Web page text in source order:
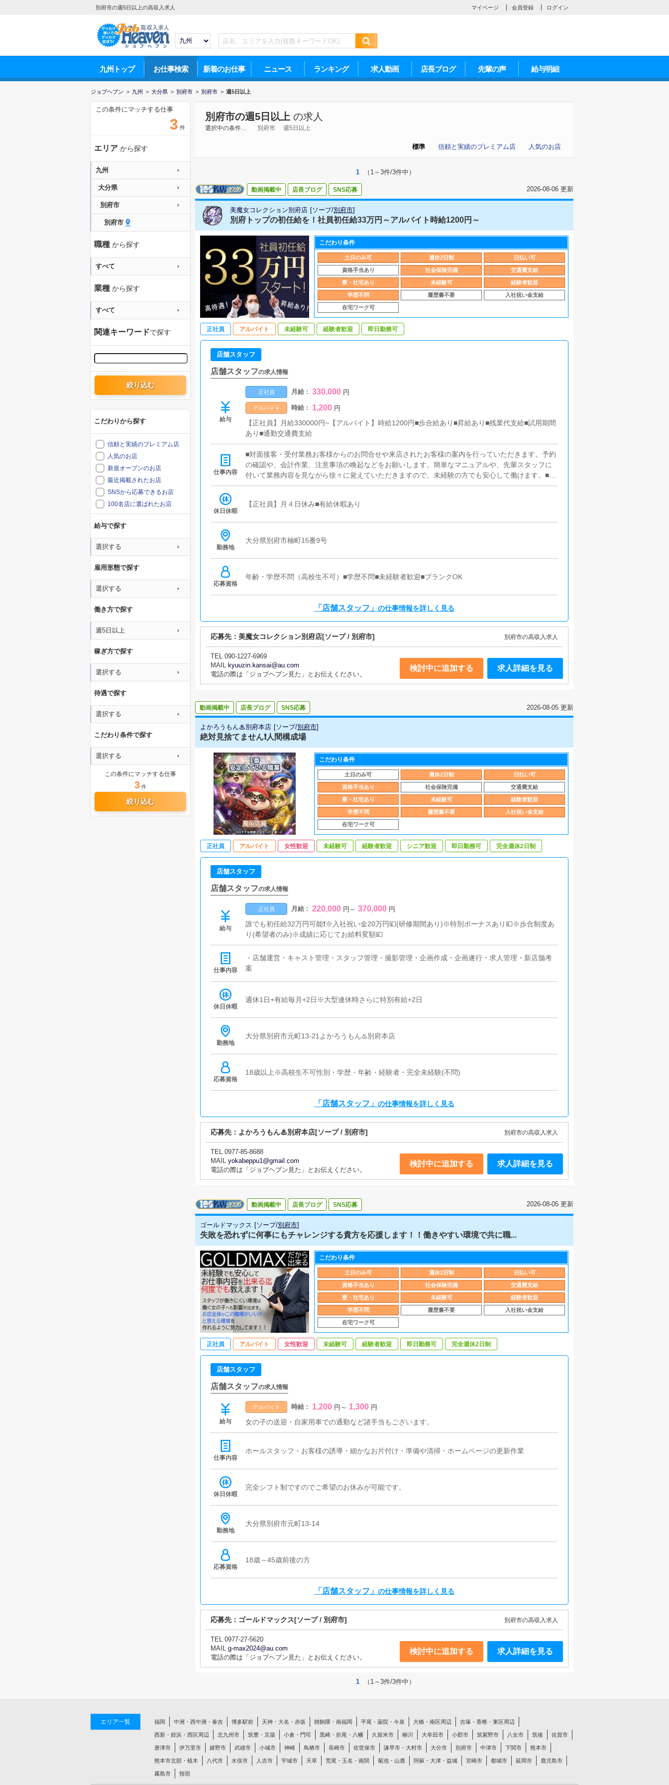
別府市の週5日以上の高収入求人 マイページ 会員登録 ログイン
九州トップ お仕事検索 新着のお仕事 ニュース ランキング 求人動画 店長ブログ 先輩の声 給与明細
ジョブヘブン > 九州 > 大分県 > 別府市 > 別府市 > 週5日以上
別府市の週5日以上 の求人
選択中の条件… 別府市 週5日以上
人気のお店
信頼と実績のプレミアム店
標準
1 （1～3件/3件中）
動画掲載中 店長ブログ SNS応募 2026-08-06 更新
美魔女コレクション別府店 [ソープ/別府市]
別府トップの初任給を！社員初任給33万円～アルバイト時給1200円～
こだわり条件
土日のみ可 週休2日制 日払い可
資格手当あり 社会保険完備 交通費支給
寮・社宅あり 未経験可 経験者歓迎
学歴不問 履歴書不要 入社祝い金支給
在宅ワーク可
正社員 アルバイト 未経験可 経験者歓迎 即日勤務可
店舗スタッフ
店舗スタッフの求人情報
給与
正社員 月給 : 330,000 円
アルバイト 時給 : 1,200 円
【正社員】月給330000円~【アルバイト】時給1200円■歩合給あり■昇給あり■残業代支給■試用期間
あり■通勤交通費支給
仕事内容
■対面接客・受付業務お客様からのお問合せや来店されたお客様の案内を行っていただきます。予約
の確認や、会計作業、注意事項の喚起などをお願いします。簡単なマニュアルや、先輩スタッフに
付いて業務内容を見ながら徐々に覚えていただきますので、未経験の方でも安心して働けます。■P
C更新業務ヘブンネットなど、ポータルサイト等の店舗情報更新作業を行っていただきます。キャス
の更新時に簡単に文字が入力出来れば問題ありません。PCが苦手な人でも簡単にできます。■清
応、備品管理など店舗を運営していく中で総合的なお仕事になります。
休日休暇
【正社員】月４日休み■有給休暇あり
勤務地
大分県別府市楠町15番9号
応募資格
年齢・学歴不問（高校生不可）■学歴不問■未経験者歓迎■ブランクOK
「店舗スタッフ」 の仕事情報を詳しく見る
応募先： 美魔女コレクション別府店[ソープ / 別府市] 別府市の高収入求人
TEL 090-1227-6969
MAIL kyuuzin.kansai@au.com
電話の際は「ジョブヘブン見た」とお伝えください。
検討中に追加する 求人詳細を見る
動画掲載中 店長ブログ SNS応募 2026-08-05 更新
よかろうもん♨別府本店 [ソープ/別府市]
絶対見捨てません❗️人間構成場
こだわり条件
土日のみ可 週休2日制 日払い可
資格手当あり 社会保険完備 交通費支給
寮・社宅あり 未経験可 経験者歓迎
学歴不問 履歴書不要 入社祝い金支給
在宅ワーク可
正社員 アルバイト 女性歓迎 未経験可 経験者歓迎 シニア歓迎 即日勤務可 完全週休2日制
店舗スタッフ
店舗スタッフの求人情報
給与
正社員 月給 : 220,000 円 ～ 370,000 円
誰でも初任給32万円可能❗️※入社祝い金20万円💴(研修期間あり)※特別ボーナスあり💴※歩合制度あ
り(希望者のみ)※成績に応じてお給料変額💴
仕事内容
・店舗運営・キャスト管理・スタッフ管理・撮影管理・企画作成・企画遂行・求人管理・新店舗考
案
休日休暇
週休1日+有給毎月+2日※大型連休時さらに特別有給+2日
勤務地
大分県別府市元町13-21よかろうもん♨️別府本店
応募資格
18歳以上※高校生不可性別・学歴・年齢・経験者・完全未経験(不問)
「店舗スタッフ」 の仕事情報を詳しく見る
応募先： よかろうもん♨別府本店[ソープ / 別府市] 別府市の高収入求人
TEL 0977-85-8688
MAIL yokabeppu1@gmail.com
電話の際は「ジョブヘブン見た」とお伝えください。
検討中に追加する 求人詳細を見る
動画掲載中 店長ブログ SNS応募 2026-08-05 更新
ゴールドマックス [ソープ/別府市]
失敗を恐れずに何事にもチャレンジする貴方を応援します！！働きやすい環境で共に職...
こだわり条件
土日のみ可 週休2日制 日払い可
資格手当あり 社会保険完備 交通費支給
寮・社宅あり 未経験可 経験者歓迎
学歴不問 履歴書不要 入社祝い金支給
在宅ワーク可
正社員 アルバイト 女性歓迎 未経験可 経験者歓迎 即日勤務可 完全週休2日制
店舗スタッフ
店舗スタッフの求人情報
給与
アルバイト 時給 : 1,200 円 ～ 1,300 円
女の子の送迎・自家用車での通勤など諸手当もございます。
仕事内容
ホールスタッフ・お客様の誘導・細かなお片付け・準備や清掃・ホームページの更新作業
休日休暇
完全シフト制ですのでご希望のお休みが可能です。
勤務地
大分県別府市元町13-14
応募資格
18歳～45歳前後の方
「店舗スタッフ」 の仕事情報を詳しく見る
応募先： ゴールドマックス[ソープ / 別府市] 別府市の高収入求人
TEL 0977-27-5620
MAIL g-max2024@au.com
電話の際は「ジョブヘブン見た」とお伝えください。
検討中に追加する 求人詳細を見る
1 （1～3件/3件中）
この条件にマッチする仕事
3 件
エリア から探す
九州
大分県
別府市
別府市
職種 から探す
すべて
業種 から探す
すべて
関連キーワードで探す
絞り込む
こだわりから探す
信頼と実績のプレミアム店
人気のお店
新規オープンのお店
最近掲載されたお店
SNSから応募できるお店
100名店に選ばれたお店
給与で探す
選択する
雇用形態で探す
選択する
働き方で探す
週5日以上
稼ぎ方で探す
選択する
待遇で探す
選択する
こだわり条件で探す
選択する
この条件にマッチする仕事
3 件
絞り込む
エリア一覧 福岡 中洲・西中洲・春吉 博多駅前 天神・大名・赤坂 雑餉隈・南福岡 平尾・薬院・今泉 大橋・南区周辺 吉塚・香椎・東区周辺
西新・姪浜・西区周辺 北九州市 筑豊・京築 小倉・門司 黒崎・折尾・八幡 久留米市 柳川 大牟田市 小郡市 筑紫野市 八女市 筑後 佐賀市
唐津市 伊万里市 嬉野市 武雄市 小城市 神崎 鳥栖市 長崎市 佐世保市 諫早市・大村市 大分市 別府市 中津市 下関市 熊本市
熊本市北部・植木 八代市 水俣市 人吉市 宇城市 天草 荒尾・玉名・南関 菊池・山鹿 阿蘇・大津・益城 宮崎市 都城市 延岡市 鹿児島市
霧島市 指宿